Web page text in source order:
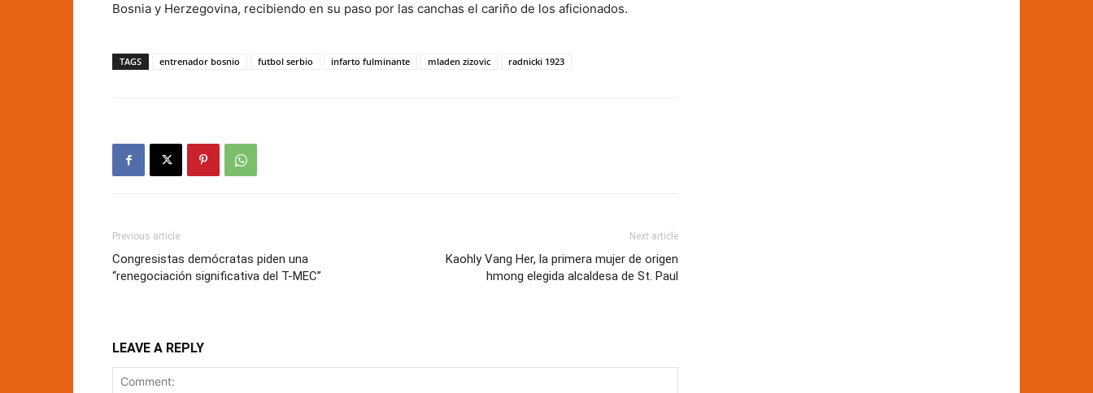
Bosnia y Herzegovina, recibiendo en su paso por las canchas el cariño de los aficionados.
TAGS entrenador bosnio futbol serbio infarto fulminante mladen zizovic radnicki 1923
Previous article
Congresistas demócratas piden una
“renegociación significativa del T-MEC”
Next article
Kaohly Vang Her, la primera mujer de origen
hmong elegida alcaldesa de St. Paul
LEAVE A REPLY